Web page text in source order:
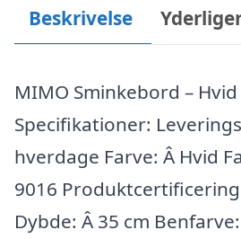
Beskrivelse
MIMO Sminkebord – Hvid
Specifikationer:
hverdage Farve: Â Hvid
9016 Produktcertificering:
Dybde: Â 35 cm